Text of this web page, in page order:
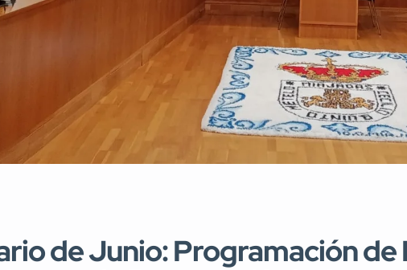
de Junio: Programación